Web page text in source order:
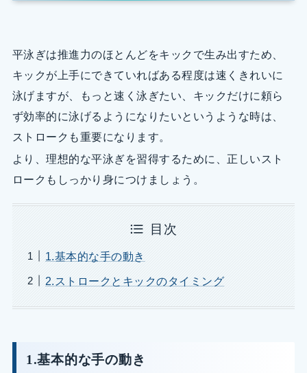
平泳ぎは推進力のほとんどをキックで生み出すため、
キックが上手にできていればある程度は速くきれいに
泳げますが、もっと速く泳ぎたい、キックだけに頼ら
ず効率的に泳げるようになりたいというような時は、
ストロークも重要になります。
より、理想的な平泳ぎを習得するために、正しいスト
ロークもしっかり身につけましょう。
目次
1.基本的な手の動き
2.ストロークとキックのタイミング
1.基本的な手の動き